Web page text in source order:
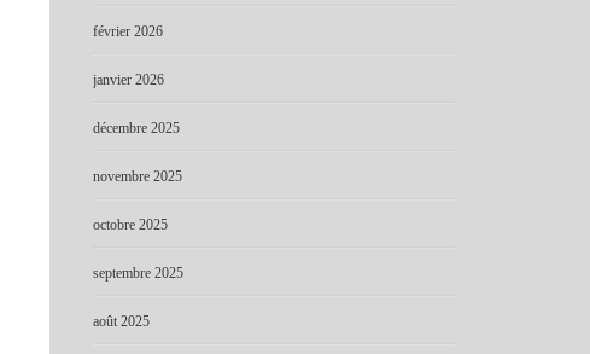
février 2026
janvier 2026
décembre 2025
novembre 2025
octobre 2025
septembre 2025
août 2025